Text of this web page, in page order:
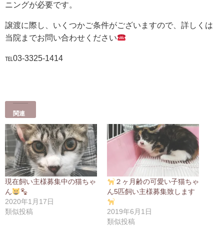
ニングが必要です。
譲渡に際し、いくつかご条件がございますので、詳しくは
当院までお問い合わせください
℡03-3325-1414
関連
現在飼い主様募集中の猫ちゃ
ん
2020年1月17日
類似投稿
２ヶ月齢の可愛い子猫ちゃ
ん5匹飼い主様募集致します
2019年6月1日
類似投稿